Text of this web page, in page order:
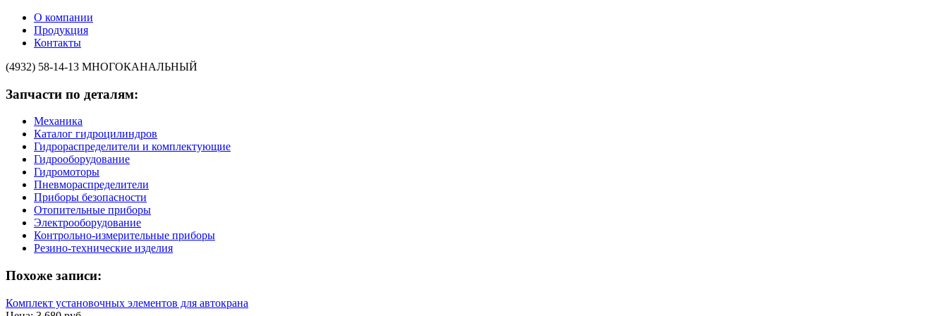
О компании
Продукция
Контакты
(4932) 58-14-13 МНОГОКАНАЛЬНЫЙ
Запчасти по деталям:
Механика
Каталог гидроцилиндров
Гидрораспределители и комплектующие
Гидрооборудование
Гидромоторы
Пневмораспределители
Приборы безопасности
Отопительные приборы
Электрооборудование
Контрольно-измерительные приборы
Резино-технические изделия
Похоже записи:
Комплект установочных элементов для автокрана